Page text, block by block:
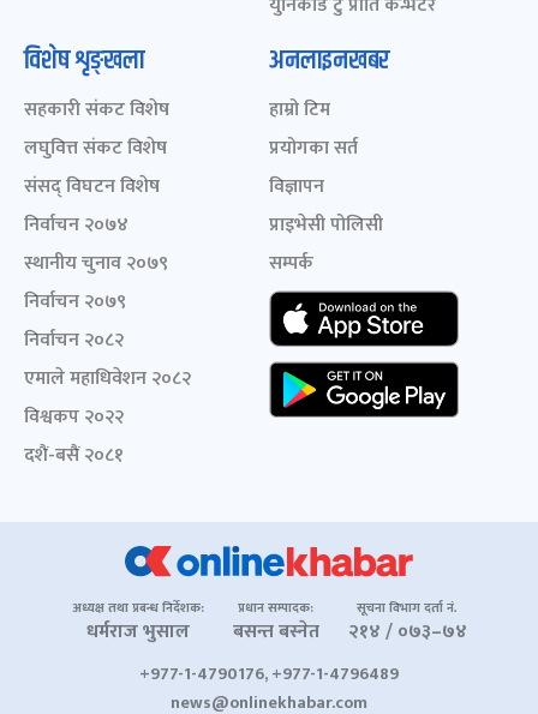
विशेष शृङ्खला
सहकारी संकट विशेष
लघुवित्त संकट विशेष
संसद् विघटन विशेष
निर्वाचन २०७४
स्थानीय चुनाव २०७९
निर्वाचन २०७९
निर्वाचन २०८२
एमाले महाधिवेशन २०८२
विश्वकप २०२२
दशैं-बसैं २०८१
अनलाइनखबर
हाम्रो टिम
प्रयोगका सर्त
विज्ञापन
प्राइभेसी पोलिसी
सम्पर्क
अध्यक्ष तथा प्रबन्ध निर्देशक:
धर्मराज भुसाल
प्रधान सम्पादक:
बसन्त बस्नेत
सूचना विभाग दर्ता नं.
२१४ / ०७३–७४
+977-1-4790176, +977-1-4796489
news@onlinekhabar.com